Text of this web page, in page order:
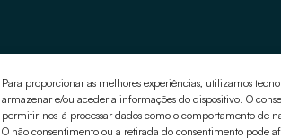
Para proporcionar as melhores experiências, utilizamos
armazenar e/ou aceder a informações do dispositivo. O
permitir-nos-á processar dados como o comportamento de
O não consentimento ou a retirada do consentimento pode
Design byBoutik.pt